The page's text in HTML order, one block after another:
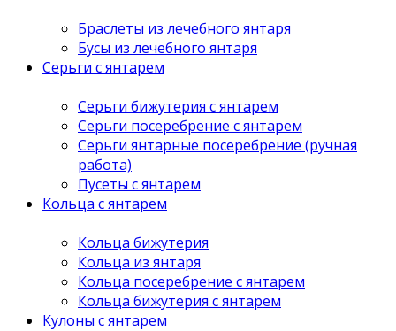
Браслеты из лечебного янтаря
Бусы из лечебного янтаря
Серьги с янтарем
Серьги бижутерия с янтарем
Серьги посеребрение с янтарем
Серьги янтарные посеребрение (ручная
работа)
Пусеты с янтарем
Кольца с янтарем
Кольца бижутерия
Кольца из янтаря
Кольца посеребрение с янтарем
Кольца бижутерия с янтарем
Кулоны с янтарем